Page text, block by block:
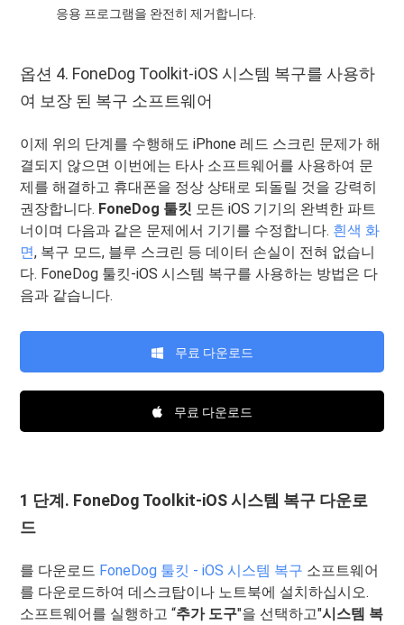
응용 프로그램을 완전히 제거합니다.
옵션 4. FoneDog Toolkit-iOS 시스템 복구를 사용하
여 보장 된 복구 소프트웨어
이제 위의 단계를 수행해도 iPhone 레드 스크린 문제가 해
결되지 않으면 이번에는 타사 소프트웨어를 사용하여 문
제를 해결하고 휴대폰을 정상 상태로 되돌릴 것을 강력히
권장합니다. FoneDog 툴킷 모든 iOS 기기의 완벽한 파트
너이며 다음과 같은 문제에서 기기를 수정합니다. 흰색 화
면, 복구 모드, 블루 스크린 등 데이터 손실이 전혀 없습니
다. FoneDog 툴킷-iOS 시스템 복구를 사용하는 방법은 다
음과 같습니다.
무료 다운로드
무료 다운로드
1 단계. FoneDog Toolkit-iOS 시스템 복구 다운로
드
를 다운로드 FoneDog 툴킷 - iOS 시스템 복구 소프트웨어
를 다운로드하여 데스크탑이나 노트북에 설치하십시오.
소프트웨어를 실행하고 “추가 도구"을 선택하고"시스템 복